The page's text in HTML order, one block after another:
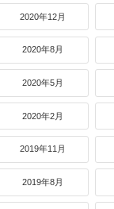
2020年12月
2020年8月
2020年5月
2020年2月
2019年11月
2019年8月